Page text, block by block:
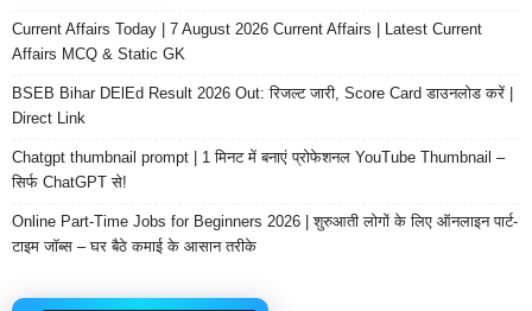
Current Affairs Today | 7 August 2026 Current Affairs | Latest Current
Affairs MCQ & Static GK
BSEB Bihar DElEd Result 2026 Out: रिजल्ट जारी, Score Card डाउनलोड करें |
Direct Link
Chatgpt thumbnail prompt | 1 मिनट में बनाएं प्रोफेशनल YouTube Thumbnail –
सिर्फ ChatGPT से!
Online Part-Time Jobs for Beginners 2026 | शुरुआती लोगों के लिए ऑनलाइन पार्ट-
टाइम जॉब्स – घर बैठे कमाई के आसान तरीके